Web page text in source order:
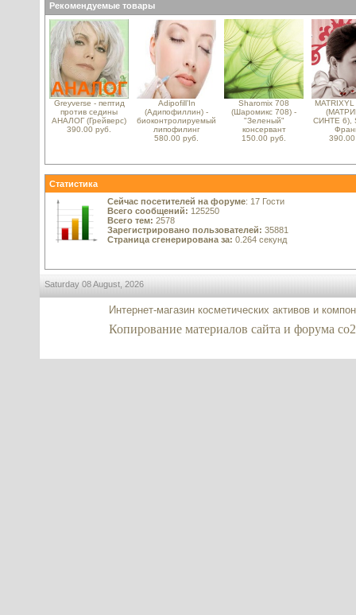
Рекомендуемые товары
Greyverse - пептид
против седины
АНАЛОГ (Грейверс)
390.00 руб.
Adipofill’In
(Адипофиллин) -
биоконтролируемый
липофилинг
580.00 руб.
Sharomix 708
(Шаромикс 708) -
"Зеленый"
консервант
150.00 руб.
СИНТЕ 6),
Статистика
Сейчас посетителей на форуме: 17 Гости
Всего сообщений: 125250
Всего тем: 2578
Зарегистрировано пользователей: 35881
Страница сгенерирована за: 0.264 секунд
Saturday 08 August, 2026
Интернет-магазин косметических активов и
Копирование материалов сайта и форума